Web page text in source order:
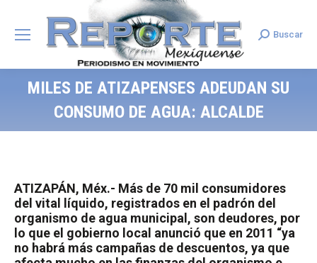
Search:
Buscar
MILES DE ATIZAPENSES ADEUDAN SU
CONSUMO DE AGUA: ALCALDE
ATIZAPÁN, Méx.- Más de 70 mil consumidores
del vital líquido, registrados en el padrón del
organismo de agua municipal, son deudores, por
lo que el gobierno local anunció que en 2011 “ya
no habrá más campañas de descuentos, ya que